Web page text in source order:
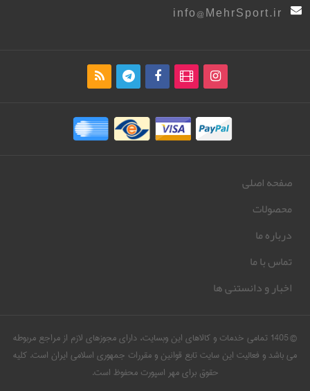
info@MehrSport.ir
صفحه اصلی
محصولات
درباره ما
تماس با ما
اخبار و دانستنی ها
© 1405 تمامی خدمات و کالاهای این وبسایت، دارای مجوزهای لازم از مراجع مربوطه
می باشد و فعالیت این سایت تابع قوانین و مقررات جمهوری اسلامی ایران است. کلیه
حقوق برای مهر اسپورت محفوظ است.